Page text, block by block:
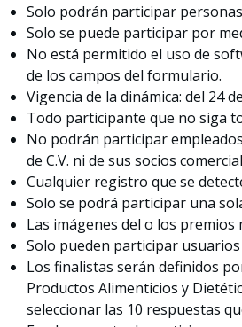
Solo podrán participar
Solo se puede participar por
No está permitido el uso de
de los campos del formulario.
Vigencia de la dinámica: del 24
Todo participante que no siga
No podrán participar
de C.V. ni de sus socios
Cualquier registro que se
Solo se podrá participar una
Las imágenes del o los
Solo pueden participar
Los finalistas serán definidos
Productos Alimenticios y
seleccionar las 10 respuestas